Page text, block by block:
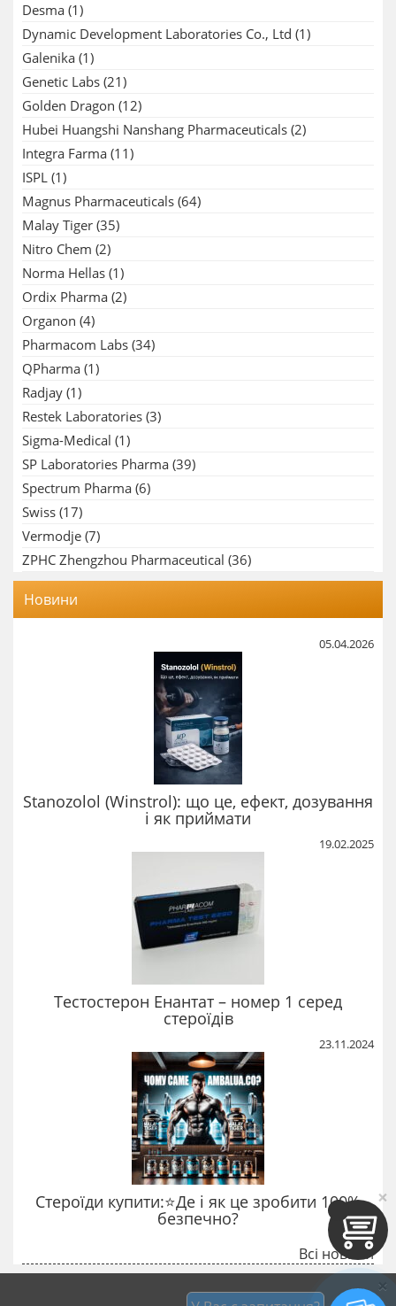
Desma (1)
Dynamic Development Laboratories Co., Ltd (1)
Galenika (1)
Genetic Labs (21)
Golden Dragon (12)
Hubei Huangshi Nanshang Pharmaceuticals (2)
Integra Farma (11)
ISPL (1)
Magnus Pharmaceuticals (64)
Malay Tiger (35)
Nitro Chem (2)
Norma Hellas (1)
Ordix Pharma (2)
Organon (4)
Pharmacom Labs (34)
QPharma (1)
Radjay (1)
Restek Laboratories (3)
Sigma-Medical (1)
SP Laboratories Pharma (39)
Spectrum Pharma (6)
Swiss (17)
Vermodje (7)
ZPHC Zhengzhou Pharmaceutical (36)
Новини
05.04.2026
Stanozolol (Winstrol): що це, ефект, дозування
і як приймати
19.02.2025
Тестостерон Енантат – номер 1 серед
стероїдів
23.11.2024
Стероїди купити:⭐Де і як це зробити 100%
безпечно?
Всі новини
×
×